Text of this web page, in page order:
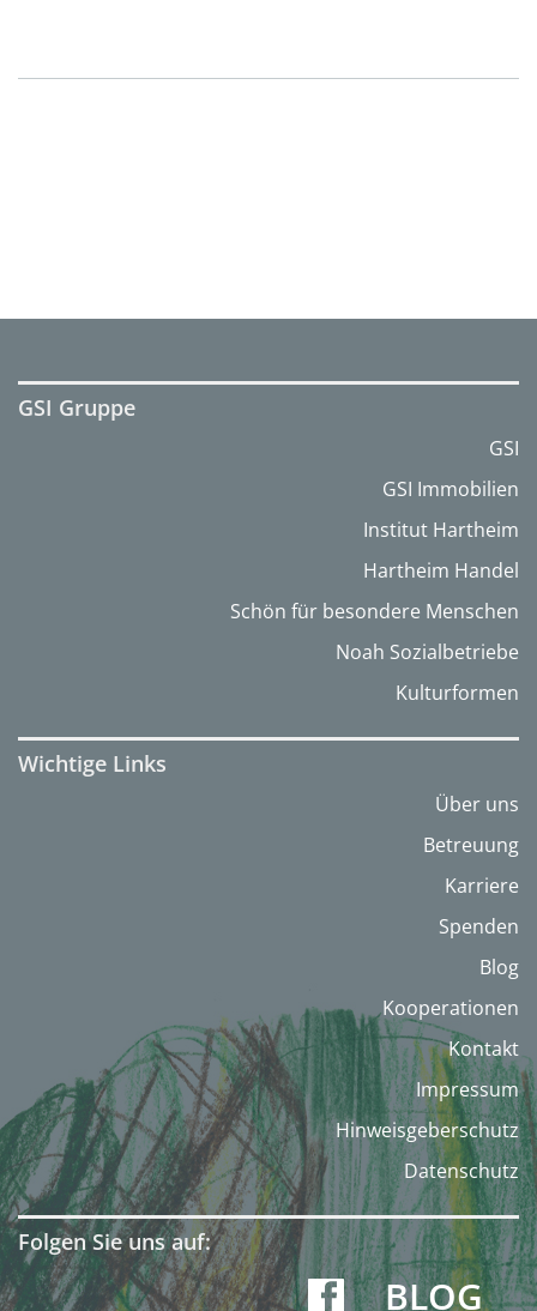
GSI Gruppe
GSI
GSI Immobilien
Institut Hartheim
Hartheim Handel
Schön für besondere Menschen
Noah Sozialbetriebe
Kulturformen
Wichtige Links
Über uns
Betreuung
Karriere
Spenden
Blog
Kooperationen
Kontakt
Impressum
Hinweisgeberschutz
Datenschutz
Folgen Sie uns auf:
BLOG